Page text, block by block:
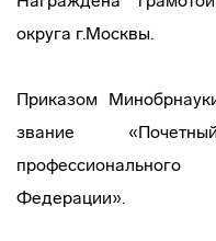
округа г.Москвы.
Приказом
звание
Федерации».